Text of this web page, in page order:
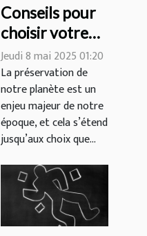
Conseils pour
choisir votre
prochaine
destination de
voyage éco-
responsable
Jeudi 8 mai 2025 01:20
La préservation de
notre planète est un
enjeu majeur de notre
époque, et cela s’étend
jusqu’aux choix que...